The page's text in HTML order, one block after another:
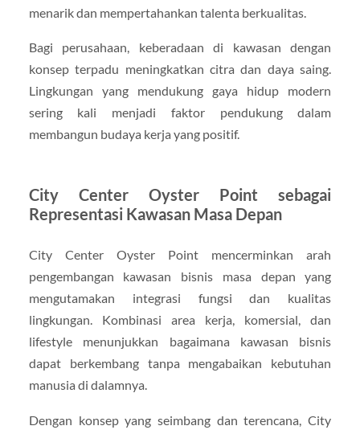
menarik dan mempertahankan talenta berkualitas.
Bagi perusahaan, keberadaan di kawasan dengan
konsep terpadu meningkatkan citra dan daya saing.
Lingkungan yang mendukung gaya hidup modern
sering kali menjadi faktor pendukung dalam
membangun budaya kerja yang positif.
City Center Oyster Point sebagai
Representasi Kawasan Masa Depan
City Center Oyster Point mencerminkan arah
pengembangan kawasan bisnis masa depan yang
mengutamakan integrasi fungsi dan kualitas
lingkungan. Kombinasi area kerja, komersial, dan
lifestyle menunjukkan bagaimana kawasan bisnis
dapat berkembang tanpa mengabaikan kebutuhan
manusia di dalamnya.
Dengan konsep yang seimbang dan terencana, City